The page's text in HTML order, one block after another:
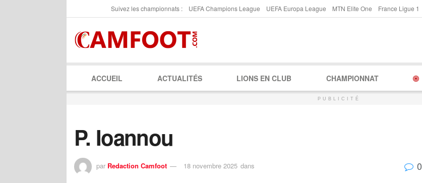
Suivez les championnats : UEFA Champions League UEFA Europa League MTN Elite One France Ligue 1
ACCUEIL ACTUALITÉS LIONS EN CLUB CHAMPIONNAT
PUBLICITÉ
P. Ioannou
par Redaction Camfoot 18 novembre 2025 dans 0